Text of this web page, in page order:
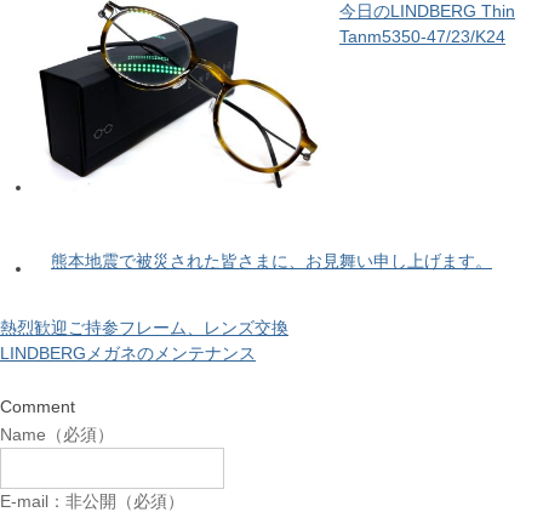
今日のLINDBERG Thin
Tanm5350-47/23/K24
熊本地震で被災された皆さまに、お見舞い申し上げます。
熱烈歓迎ご持参フレーム、レンズ交換
LINDBERGメガネのメンテナンス
Comment
Name（必須）
E-mail：非公開（必須）